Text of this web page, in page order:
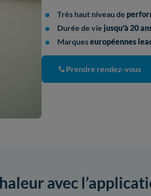
Très haut niveau de
Durée de vie jusqu'à 20
Marqueseuropéennes
Prendre rendez-vous
avec